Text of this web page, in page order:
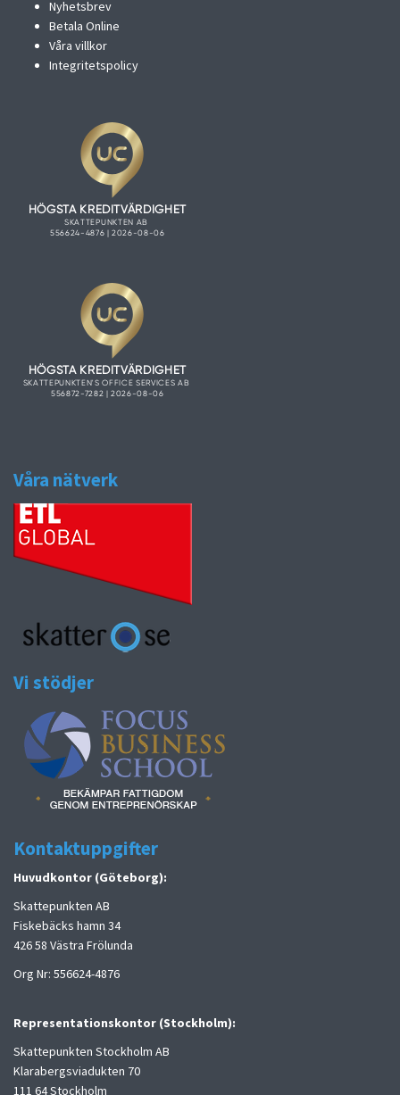
Nyhetsbrev
Betala Online
Våra villkor
Integritetspolicy
Våra nätverk
Vi stödjer
Kontaktuppgifter
Huvudkontor (Göteborg):
Skattepunkten AB
Fiskebäcks hamn 34
426 58 Västra Frölunda
Org Nr: 556624-4876
Representationskontor (Stockholm):
Skattepunkten Stockholm AB
Klarabergsviadukten 70
111 64 Stockholm